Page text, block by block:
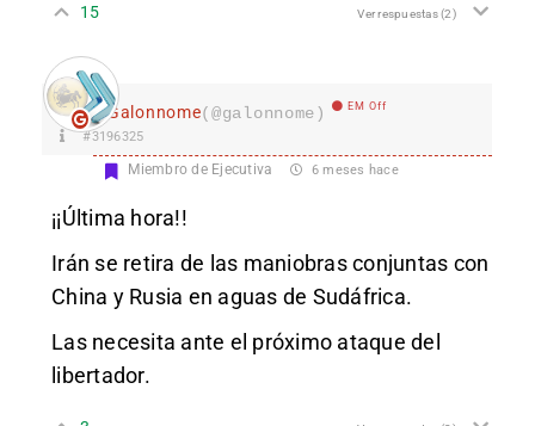
15 Ver respuestas(2)
Galonnome(@galonnome) EM Off
#3196325
Miembro de Ejecutiva 6 meses hace
¡¡Última hora!!
Irán se retira de las maniobras conjuntas con
China y Rusia en aguas de Sudáfrica.
Las necesita ante el próximo ataque del
libertador.